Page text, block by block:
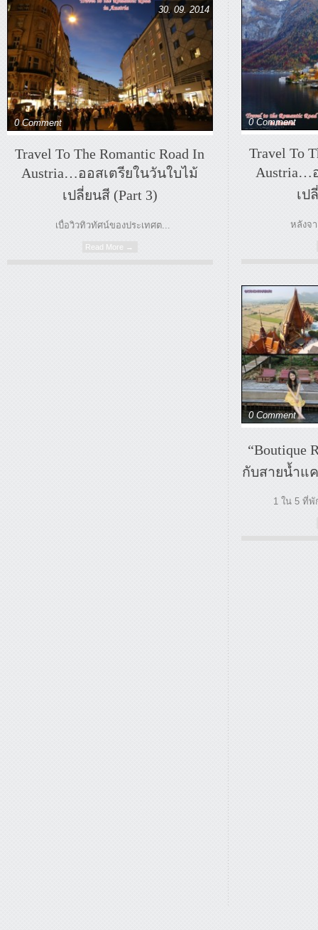
30. 09. 2014
0 Comment
Travel To The Romantic Road In
Austria…ออสเตรียในวันใบไม้
เปลี่ยนสี (Part 3)
เบื่อวิวทิวทัศน์ของประเทศต...
Read More →
0 Comment
Travel To
Austria…
เป
หลังจ
0 Comment
“Boutique
กับสายน้ำแ
1 ใน 5 ที่พั